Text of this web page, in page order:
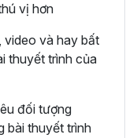
vị hơn
video và hay bất
thuyết trình của
đối tượng
bài thuyết trình